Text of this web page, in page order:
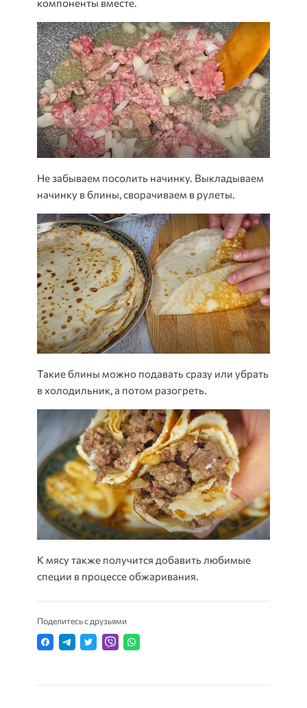
компоненты вместе.
Не забываем посолить начинку. Выкладываем
начинку в блины, сворачиваем в рулеты.
Такие блины можно подавать сразу или убрать
в холодильник, а потом разогреть.
К мясу также получится добавить любимые
специи в процессе обжаривания.
Поделитесь с друзьями